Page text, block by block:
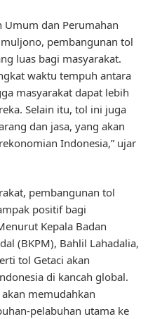
dan Perumahan
pembangunan tol
luas bagi masyarakat.
waktu tempuh antara
masyarakat dapat lebih
Selain itu, tol ini juga
dan jasa, yang akan
Indonesia,” ujar
pembangunan tol
positif bagi
Kepala Badan
(BKPM), Bahlil Lahadalia,
tol Getaci akan
di kancah global.
memudahkan
pelabuhan utama ke